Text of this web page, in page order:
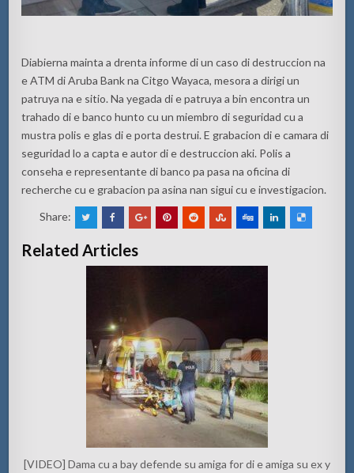
Diabierna mainta a drenta informe di un caso di destruccion na
e ATM di Aruba Bank na Citgo Wayaca, mesora a dirigi un
patruya na e sitio. Na yegada di e patruya a bin encontra un
trahado di e banco hunto cu un miembro di seguridad cu a
mustra polis e glas di e porta destrui. E grabacion di e camara di
seguridad lo a capta e autor di e destruccion aki. Polis a
conseha e representante di banco pa pasa na oficina di
recherche cu e grabacion pa asina nan sigui cu e investigacion.
Share:
Related Articles
[VIDEO] Dama cu a bay defende su amiga for di e amiga su ex y